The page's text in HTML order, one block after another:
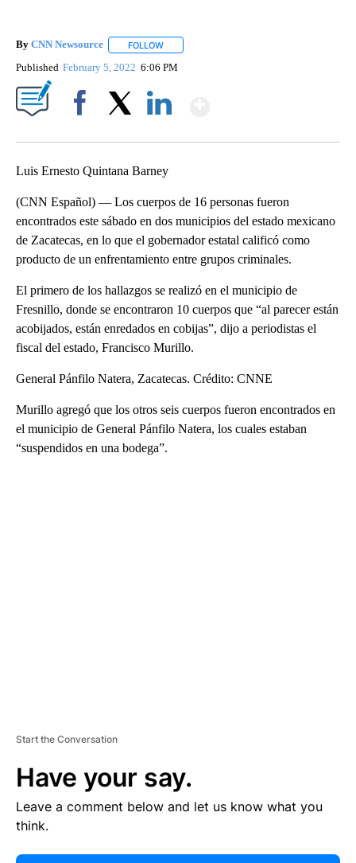
By CNN Newsource FOLLOW
Published February 5, 2022 6:06 PM
Luis Ernesto Quintana Barney
(CNN Español) — Los cuerpos de 16 personas fueron
encontrados este sábado en dos municipios del estado mexicano
de Zacatecas, en lo que el gobernador estatal calificó como
producto de un enfrentamiento entre grupos criminales.
El primero de los hallazgos se realizó en el municipio de
Fresnillo, donde se encontraron 10 cuerpos que “al parecer están
acobijados, están enredados en cobijas”, dijo a periodistas el
fiscal del estado, Francisco Murillo.
General Pánfilo Natera, Zacatecas. Crédito: CNNE
Murillo agregó que los otros seis cuerpos fueron encontrados en
el municipio de General Pánfilo Natera, los cuales estaban
“suspendidos en una bodega”.
Start the Conversation
Have your say.
Leave a comment below and let us know what you
think.